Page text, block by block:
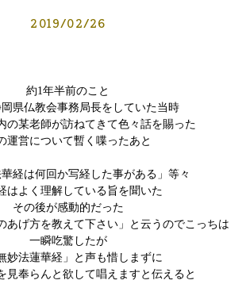
2019/02/26
約1年半前のこと
県仏教会事務局長をしていた当時
の某老師が訪ねてきて色々話を賜った
運営について暫く喋ったあと
経は何回か写経した事がある」等々
はよく理解している旨を聞いた
その後が感動的だった
あげ方を教えて下さい」と云うのでこっちは
一瞬吃驚したが
妙法蓮華経」と声も惜しまずに
見奉らんと欲して唱えますと伝えると